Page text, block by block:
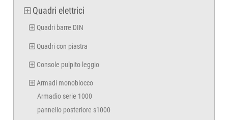
Quadri elettrici
Quadri barre DIN
Quadri con piastra
Console pulpito leggio
Armadi monoblocco
Armadio serie 1000
pannello posteriore s1000